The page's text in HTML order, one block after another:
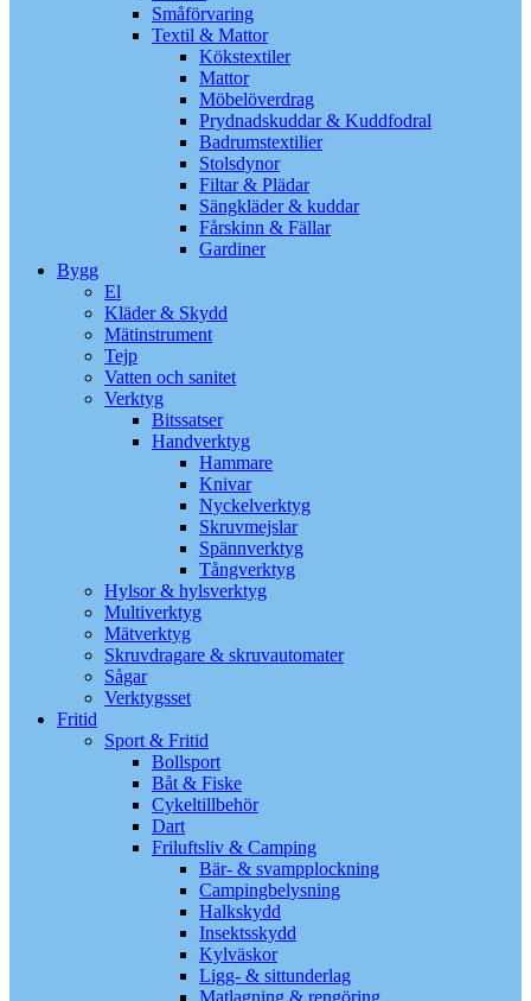
Småförvaring
Textil & Mattor
Kökstextiler
Mattor
Möbelöverdrag
Prydnadskuddar & Kuddfodral
Badrumstextilier
Stolsdynor
Filtar & Plädar
Sängkläder & kuddar
Fårskinn & Fällar
Gardiner
Bygg
El
Kläder & Skydd
Mätinstrument
Tejp
Vatten och sanitet
Verktyg
Bitssatser
Handverktyg
Hammare
Knivar
Nyckelverktyg
Skruvmejslar
Spännverktyg
Tångverktyg
Hylsor & hylsverktyg
Multiverktyg
Mätverktyg
Skruvdragare & skruvautomater
Sågar
Verktygsset
Fritid
Sport & Fritid
Bollsport
Båt & Fiske
Cykeltillbehör
Dart
Friluftsliv & Camping
Bär- & svampplockning
Campingbelysning
Halkskydd
Insektsskydd
Kylväskor
Ligg- & sittunderlag
Matlagning & rengöring